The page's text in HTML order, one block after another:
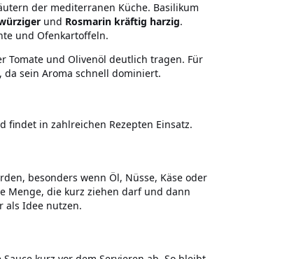
der mediterranen Küche. Basilikum
und Rosmarin kräftig harzig.
und Ofenkartoffeln.
Tomate und Olivenöl deutlich tragen. Für
sein Aroma schnell dominiert.
findet in zahlreichen Rezepten Einsatz.
besonders wenn Öl, Nüsse, Käse oder
Menge, die kurz ziehen darf und dann
als Idee nutzen.